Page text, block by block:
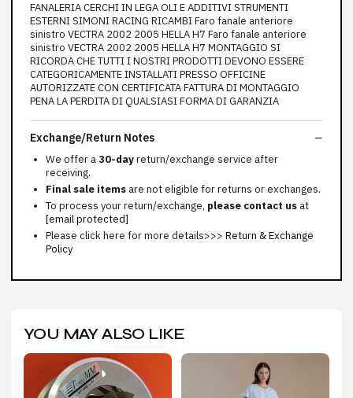
FANALERIA CERCHI IN LEGA OLI E ADDITIVI STRUMENTI
ESTERNI SIMONI RACING RICAMBI Faro fanale anteriore
sinistro VECTRA 2002 2005 HELLA H7 Faro fanale anteriore
sinistro VECTRA 2002 2005 HELLA H7 MONTAGGIO SI
RICORDA CHE TUTTI I NOSTRI PRODOTTI DEVONO ESSERE
CATEGORICAMENTE INSTALLATI PRESSO OFFICINE
AUTORIZZATE CON CERTIFICATA FATTURA DI MONTAGGIO
PENA LA PERDITA DI QUALSIASI FORMA DI GARANZIA
Exchange/Return Notes
We offer a30-dayreturn/exchange service after
receiving.
Final sale items are not eligible for returns or exchanges.
To process your return/exchange, please contact us at
[email protected]
Please click here for more details>>> Return & Exchange
Policy
YOU MAY ALSO LIKE